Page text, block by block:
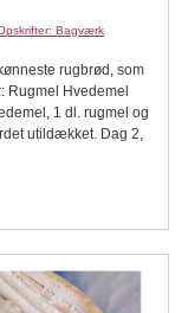
Bagværk
rugbrød, som
Hvedemel
1 dl. rugmel og
utildækket. Dag 2,